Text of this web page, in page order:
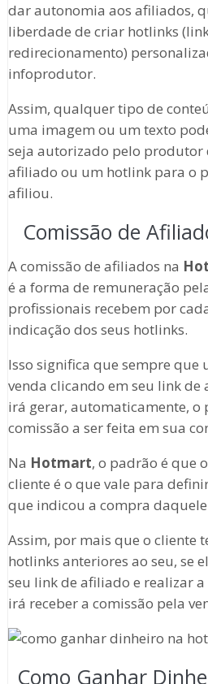
dar autonomia aos afiliados,
liberdade de criar hotlinks
redirecionamento)
infoprodutor.
Assim, qualquer tipo de
uma imagem ou um texto
seja autorizado pelo
afiliado ou um hotlink para o
afiliou.
Comissão de
A comissão de afiliados na
é a forma de remuneração
profissionais recebem por
indicação dos seus hotlinks.
Isso significa que sempre que
venda clicando em seu link
irá gerar, automaticamente, o
comissão a ser feita em sua
Na Hotmart, o padrão é que
cliente é o que vale para
que indicou a compra
Assim, por mais que o cliente
hotlinks anteriores ao seu, se
seu link de afiliado e realizar
irá receber a comissão pela
Como Ganhar